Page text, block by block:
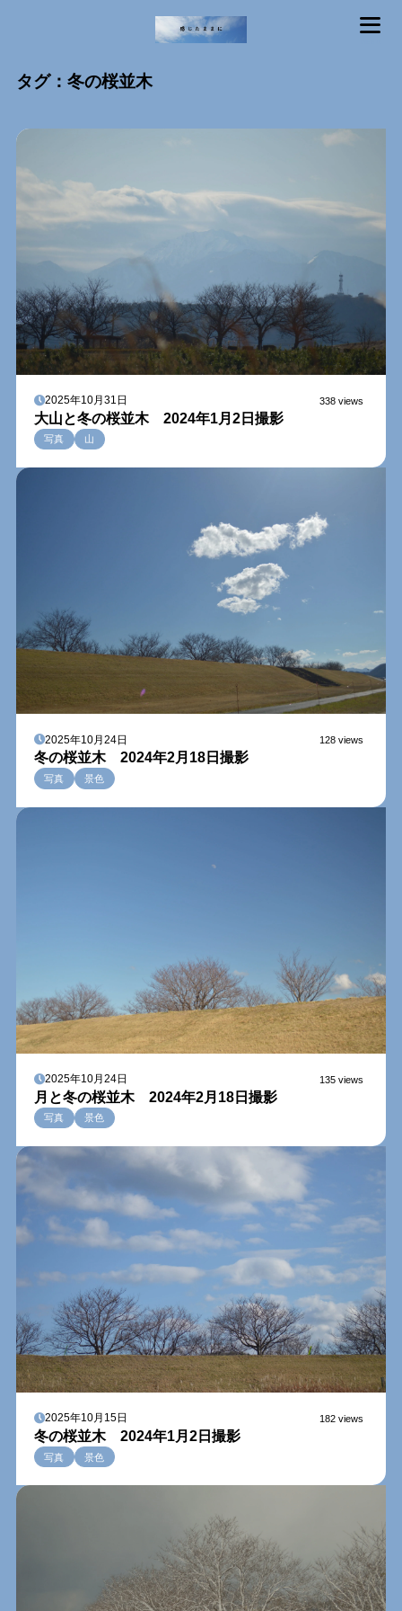
タグ：冬の桜並木
2025年10月31日 338 views
大山と冬の桜並木 2024年1月2日撮影
写真 山
2025年10月24日 128 views
冬の桜並木 2024年2月18日撮影
写真 景色
2025年10月24日 135 views
月と冬の桜並木 2024年2月18日撮影
写真 景色
2025年10月15日 182 views
冬の桜並木 2024年1月2日撮影
写真 景色